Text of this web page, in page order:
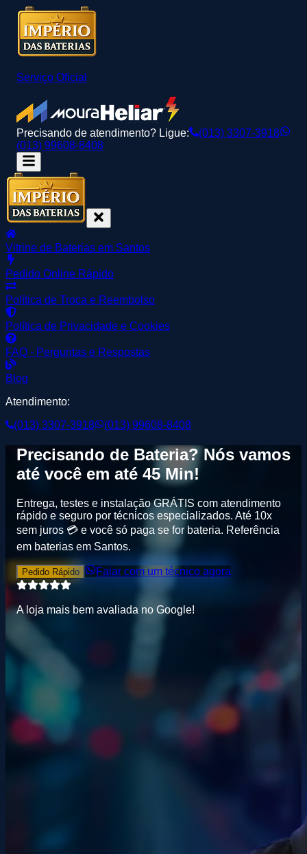
Serviço Oficial
Precisando de atendimento? Ligue:
(013) 3307-3918
(013) 99608-8408
Vitrine de Baterias em Santos
Pedido Online Rápido
Política de Troca e Reembolso
Política de Privacidade e Cookies
FAQ - Perguntas e Respostas
Blog
Atendimento:
(013) 3307-3918
(013) 99608-8408
Precisando de Bateria? Nós vamos
até você em até 45 Min!
Entrega, testes e instalação GRÁTIS com atendimento
rápido e seguro por técnicos especializados. Até 10x
sem juros 💳 e você só paga se for bateria. Referência
em baterias em Santos.
Pedido Rápido Falar com um técnico agora
A loja mais bem avaliada no Goog e!